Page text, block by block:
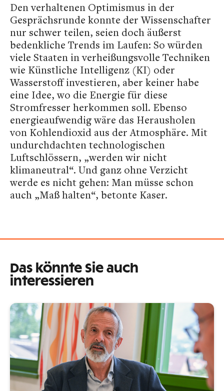
Den verhaltenen Optimismus in der
Gesprächsrunde konnte der Wissenschafter
nur schwer teilen, seien doch äußerst
bedenkliche Trends im Laufen: So würden
viele Staaten in verheißungsvolle Techniken
wie Künstliche Intelligenz (KI) oder
Wasserstoff investieren, aber keiner habe
eine Idee, wo die Energie für diese
Stromfresser herkommen soll. Ebenso
energieaufwendig wäre das Herausholen
von Kohlendioxid aus der Atmosphäre. Mit
undurchdachten technologischen
Luftschlössern, „werden wir nicht
klimaneutral“. Und ganz ohne Verzicht
werde es nicht gehen: Man müsse schon
auch „Maß halten“, betonte Kaser.
Das könnte Sie auch
interessieren